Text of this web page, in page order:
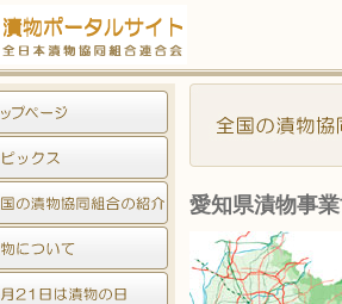
愛知県漬物事